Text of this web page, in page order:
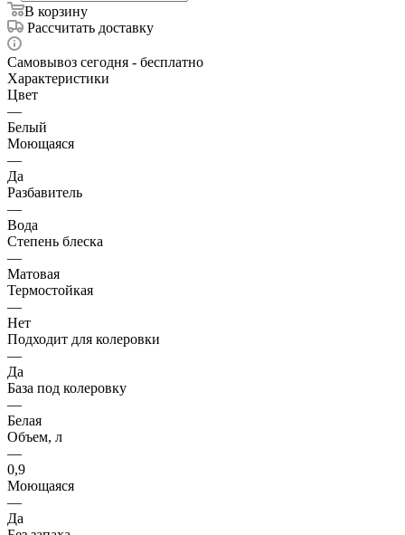
В корзину
Рассчитать доставку
Самовывоз сегодня - бесплатно
Характеристики
Цвет
—
Белый
Моющаяся
—
Да
Разбавитель
—
Вода
Степень блеска
—
Матовая
Термостойкая
—
Нет
Подходит для колеровки
—
Да
База под колеровку
—
Белая
Объем, л
—
0,9
Моющаяся
—
Да